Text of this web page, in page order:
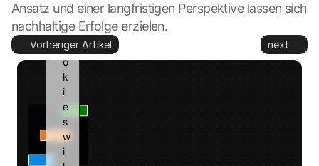
Ansatz und einer langfristigen Perspektive lassen sich
nachhaltige Erfolge erzielen.
Vorheriger Artikel next
d
c
o
o
k
i
e
s
w
i